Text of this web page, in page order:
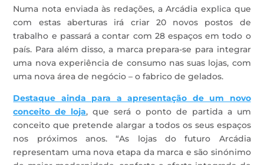
Numa nota enviada às redações, a Arcádia explica que
com estas aberturas irá criar 20 novos postos de
trabalho e passará a contar com 28 espaços em todo o
país. Para além disso, a marca prepara-se para integrar
uma nova experiência de consumo nas suas lojas, com
uma nova área de negócio – o fabrico de gelados.
Destaque ainda para a apresentação de um novo
conceito de loja, que será o ponto de partida a um
conceito que pretende alargar a todos os seus espaços
nos próximos anos. “As lojas do futuro Arcádia
representam uma nova etapa da marca e são sinónimo